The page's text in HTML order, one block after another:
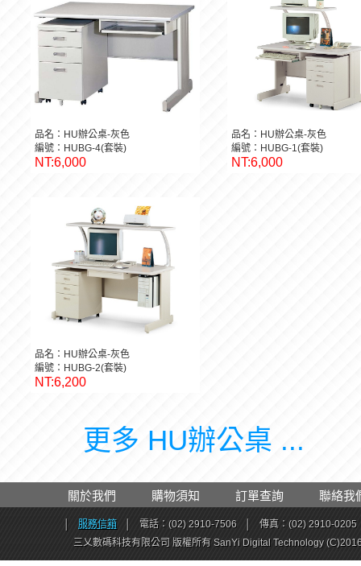
品名：HU辦公桌-灰色
編號：HUBG-4(套裝)
NT:6,000
品名：HU辦公桌-灰色
編號：HUBG-1(套裝)
NT:6,000
品名：HU辦公桌-灰色
編號：HUBG-2(套裝)
NT:6,200
更多 HU辦公桌 ...
關於我們 購物須知 訂單查詢 聯絡我
服務信箱 電話：(02) 2910-7506
傳真：(02) 2910-0205
三乂數碼科技有限公司 版權所有 SanYi Digital Technology